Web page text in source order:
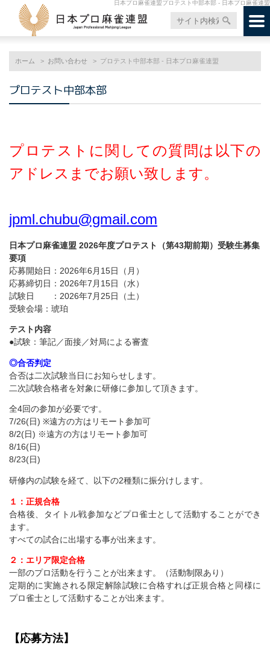
日本プロ麻雀連盟プロテスト中部本部 - 日本プロ麻雀連盟
ホーム お問い合わせ プロテスト中部本部 - 日本プロ麻雀連盟
プロテスト中部本部
プロテストに関しての質問は以下の
アドレスまでお願い致します。
jpml.chubu@gmail.com
日本プロ麻雀連盟 2026年度プロテスト（第43期前期）受験生募集
要項
応募開始日：2026年6月15日（月）
応募締切日：2026年7月15日（水）
試験日 ：2026年7月25日（土）
受験会場：琥珀
テスト内容
●試験：筆記／面接／対局による審査
◎合否判定
合否は二次試験当日にお知らせします。
二次試験合格者を対象に研修に参加して頂きます。
全4回の参加が必要です。
7/26(日) ※遠方の方はリモート参加可
8/2(日) ※遠方の方はリモート参加可
8/16(日)
8/23(日)
研修内の試験を経て、以下の2種類に振分けします。
１：正規合格
合格後、タイトル戦参加などプロ雀士として活動することができ
ます。
すべての試合に出場する事が出来ます。
２：エリア限定合格
一部のプロ活動を行うことが出来ます。（活動制限あり）
定期的に実施される限定解除試験に合格すれば正規合格と同様に
プロ雀士として活動することが出来ます。
【応募方法】